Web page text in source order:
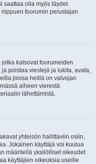
saattaa olla myös täydet
foorumin perustajan
katsovat foorumeiden
poistaa viestejä ja lukita, avata,
joissa heillä on valvojan
aiheen vierestä
lähettämistä.
yhteisön hallittaviin osiin,
Jokainen käyttäjä voi kuulua
määritellä yksilölliset oikeudet.
käyttäjien oikeuksia useille